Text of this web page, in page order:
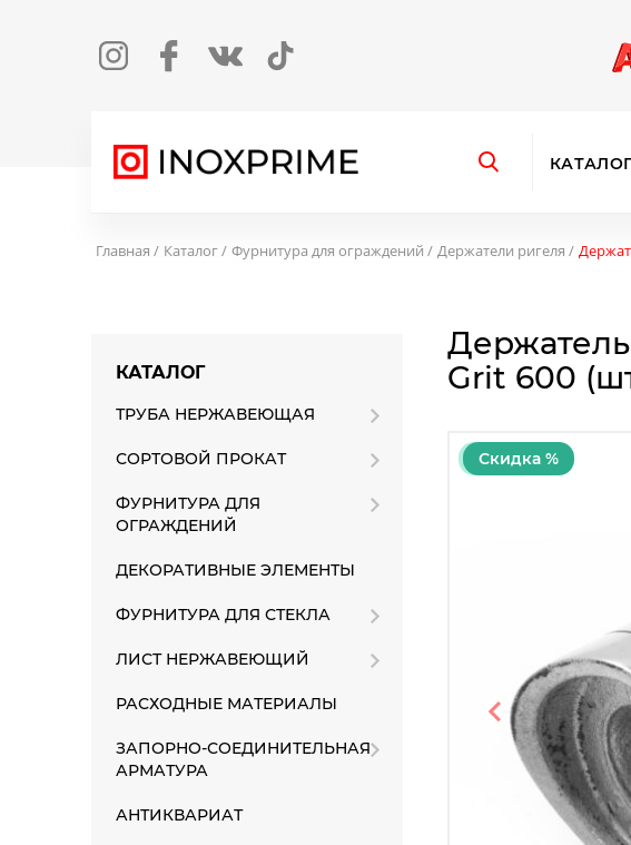
InstagramFacebookВконтакте
TikTok
Открыть поиск
КАТАЛОГ
Главная Каталог Фурнитура для ограждений Держатели ригеля
КАТАЛОГ
ТРУБА НЕРЖАВЕЮЩАЯ
СОРТОВОЙ ПРОКАТ
ФУРНИТУРА ДЛЯ
ОГРАЖДЕНИЙ
ДЕКОРАТИВНЫЕ ЭЛЕМЕНТЫ
ФУРНИТУРА ДЛЯ СТЕКЛА
ЛИСТ НЕРЖАВЕЮЩИЙ
РАСХОДНЫЕ МАТЕРИАЛЫ
ЗАПОРНО-СОЕДИНИТЕЛЬНАЯ
АРМАТУРА
АНТИКВАРИАТ
Держатель
Grit 600
Скидка %
Предыдущий